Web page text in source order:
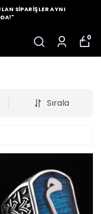
SIPARIŞLER AYNI
0
Sırala